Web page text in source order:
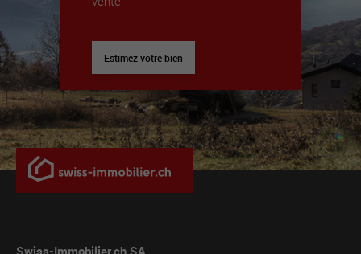
Estimez votre bien